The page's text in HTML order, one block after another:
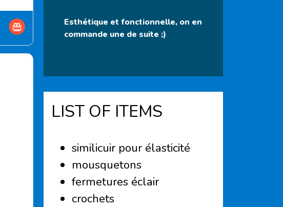
Esthétique et fonctionnelle, on en
commande une de suite ;)
LIST OF ITEMS
similicuir pour élasticité
mousquetons
fermetures éclair
crochets